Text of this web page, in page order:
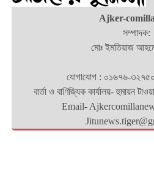
Ajker-
সম্পাদক:
মোঃ ইমতিয়াজ
যোগাযোগ : ০১৬৭৬-
বার্তা ও বাণিজ্যিক কার্যালয়- হুমায়ন
Email-